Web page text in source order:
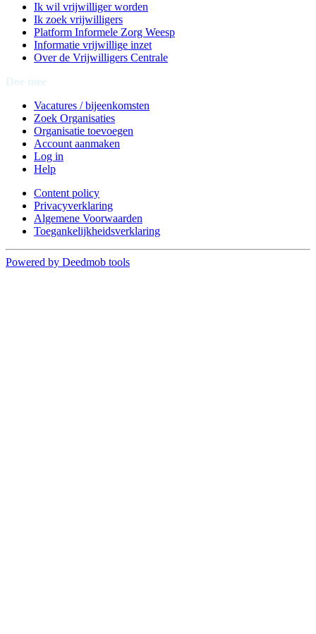
Ik wil vrijwilliger worden
Ik zoek vrijwilligers
Platform Informele Zorg Weesp
Informatie vrijwillige inzet
Over de Vrijwilligers Centrale
Vacatures / bijeenkomsten
Zoek Organisaties
Organisatie toevoegen
Account aanmaken
Log in
Help
Content policy
Privacyverklaring
Algemene Voorwaarden
Toegankelijkheidsverklaring
Powered by Deedmob tools